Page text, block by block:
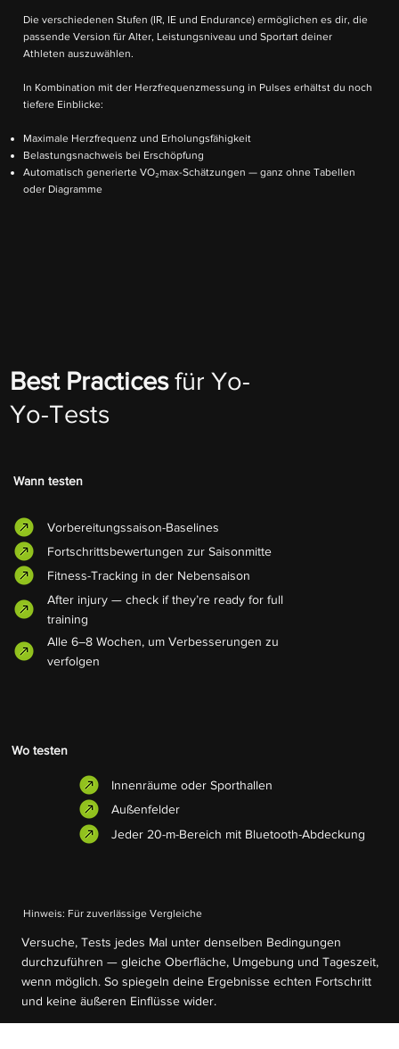
Die verschiedenen Stufen (IR, IE und Endurance) ermöglichen es dir, die
passende Version für Alter, Leistungsniveau und Sportart deiner
Athleten auszuwählen.
In Kombination mit der Herzfrequenzmessung in Pulses erhältst du noch
tiefere Einblicke:
Maximale Herzfrequenz und Erholungsfähigkeit
Belastungsnachweis bei Erschöpfung
Automatisch generierte VO₂max-Schätzungen — ganz ohne Tabellen
oder Diagramme
Best Practicesfür Yo-
Yo-Tests
Wann testen
Vorbereitungssaison-Baselines
Fortschrittsbewertungen zur Saisonmitte
Fitness-Tracking in der Nebensaison
After injury — check if they’re ready for full
training
Alle 6–8 Wochen, um Verbesserungen zu
verfolgen
Wo testen
Innenräume oder Sporthallen
Außenfelder
Jeder 20-m-Bereich mit Bluetooth-Abdeckung
Versuche, Tests jedes Mal unter denselben Bedingungen
durchzuführen — gleiche Oberfläche, Umgebung und Tageszeit,
wenn möglich. So spiegeln deine Ergebnisse echten Fortschritt
und keine äußeren Einflüsse wider.
Hinweis: Für zuverlässige Vergleiche